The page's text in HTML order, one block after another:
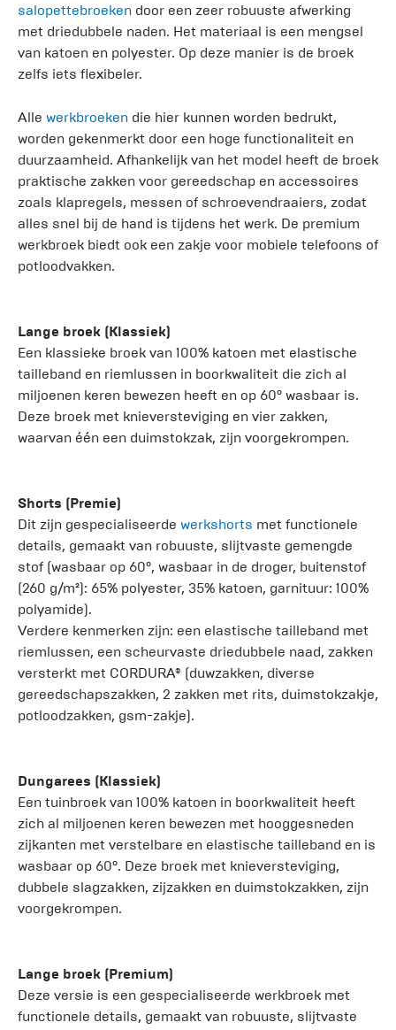
salopettebroeken door een zeer robuuste afwerking
met driedubbele naden. Het materiaal is een mengsel
van katoen en polyester. Op deze manier is de broek
zelfs iets flexibeler.
Alle werkbroeken die hier kunnen worden bedrukt,
worden gekenmerkt door een hoge functionaliteit en
duurzaamheid. Afhankelijk van het model heeft de broek
praktische zakken voor gereedschap en accessoires
zoals klapregels, messen of schroevendraaiers, zodat
alles snel bij de hand is tijdens het werk. De premium
werkbroek biedt ook een zakje voor mobiele telefoons of
potloodvakken.
Lange broek (Klassiek)
Een klassieke broek van 100% katoen met elastische
tailleband en riemlussen in boorkwaliteit die zich al
miljoenen keren bewezen heeft en op 60° wasbaar is.
Deze broek met knieversteviging en vier zakken,
waarvan één een duimstokzak, zijn voorgekrompen.
Shorts (Premie)
Dit zijn gespecialiseerde werkshorts met functionele
details, gemaakt van robuuste, slijtvaste gemengde
stof (wasbaar op 60°, wasbaar in de droger, buitenstof
(260 g/m²): 65% polyester, 35% katoen, garnituur: 100%
polyamide).
Verdere kenmerken zijn: een elastische tailleband met
riemlussen, een scheurvaste driedubbele naad, zakken
versterkt met CORDURA® (duwzakken, diverse
gereedschapszakken, 2 zakken met rits, duimstokzakje,
potloodzakken, gsm-zakje).
Dungarees (Klassiek)
Een tuinbroek van 100% katoen in boorkwaliteit heeft
zich al miljoenen keren bewezen met hooggesneden
zijkanten met verstelbare en elastische tailleband en is
wasbaar op 60°. Deze broek met knieversteviging,
dubbele slagzakken, zijzakken en duimstokzakken, zijn
voorgekrompen.
Lange broek (Premium)
Deze versie is een gespecialiseerde werkbroek met
functionele details, gemaakt van robuuste, slijtvaste